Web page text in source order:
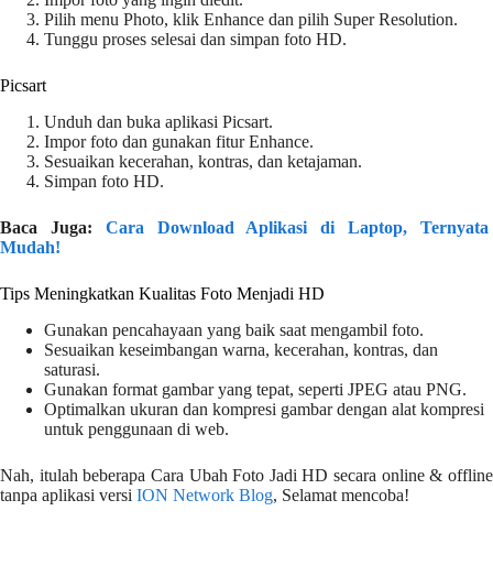
Pilih menu Photo, klik Enhance dan pilih Super Resolution.
Tunggu proses selesai dan simpan foto HD.
Picsart
Unduh dan buka aplikasi Picsart.
Impor foto dan gunakan fitur Enhance.
Sesuaikan kecerahan, kontras, dan ketajaman.
Simpan foto HD.
Baca Juga:
Cara Download Aplikasi di Laptop, Ternyata
Mudah!
Tips Meningkatkan Kualitas Foto Menjadi HD
Gunakan pencahayaan yang baik saat mengambil foto.
Sesuaikan keseimbangan warna, kecerahan, kontras, dan
saturasi.
Gunakan format gambar yang tepat, seperti JPEG atau PNG.
Optimalkan ukuran dan kompresi gambar dengan alat kompresi
untuk penggunaan di web.
Nah, itulah beberapa Cara Ubah Foto Jadi HD secara online & offline
tanpa aplikasi versi ION Network Blog, Selamat mencoba!